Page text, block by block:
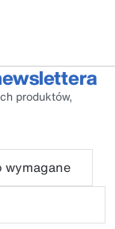
produktów,
wymagane